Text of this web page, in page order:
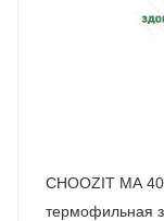
CHOOZIT MA 4002 25 DCU - смешанная мезо-
термофильная